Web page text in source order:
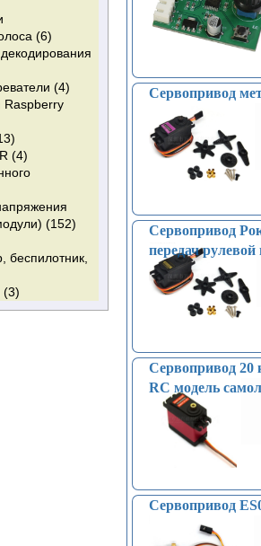
(6)
(4)
(4)
(152)
беспилотник,
(3)
Сервопривод
Сервопривод
передач
Сервопривод 20
RC модель
Сервопривод